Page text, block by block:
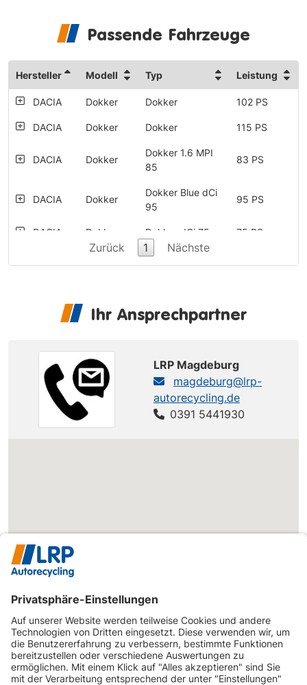
Passende Fahrzeuge
Hersteller Modell Typ Leistung
DACIA Dokker Dokker 102 PS
DACIA Dokker Dokker 115 PS
DACIA Dokker
Dokker 1.6 MPI
85
83 PS
DACIA Dokker
Dokker Blue dCi
95
95 PS
DACIA Dokker Dokker dCi 75 75 PS
Dokker dCi 90
Dokker SCe 110
DACIA Dokker
Dokker TCe 130
GPF
131 PS
DACIA
Dokker
TRP
Dokker 82 PS
TRP
Blue dCi 95
DACIA
Dokker
TRP
Dokker Express
SCe 100 (Start &
Stop)
102 PS
DACIA
Dokker
TRP
Dokker Express
SCe 100 (Start &
102 PS
Zurück 1 Nächste
Ihr Ansprechpartner
LRP Magdeburg
magdeburg@lrp-
autorecycling.de
0391 5441930